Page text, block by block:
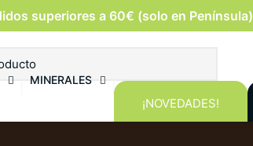
superiores a 60€ (solo en Península)
MINERALES
¡NOVEDADES!